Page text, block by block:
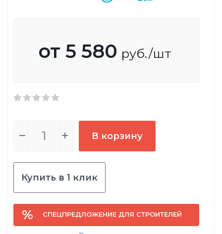
от 5 580 руб./шт
В корзину
Купить в 1 клик
СПЕЦПРЕДЛОЖЕНИЕ ДЛЯ СТРОИТЕЛЕЙ